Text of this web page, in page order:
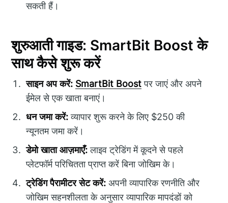
सकती हैं।
शुरुआती गाइड: SmartBit Boost के
साथ कैसे शुरू करें
साइन अप करें: SmartBit Boostपर जाएं और अपने
ईमेल से एक खाता बनाएं।
धन जमा करें:व्यापार शुरू करने के लिए $250 की
न्यूनतम जमा करें।
डेमो खाता आज़माएँ:लाइव ट्रेडिंग में कूदने से पहले
प्लेटफॉर्म परिचितता प्राप्त करें बिना जोखिम के।
ट्रेडिंग पैरामीटर सेट करें: अपनी व्यापारिक रणनीति और
जोखिम सहनशीलता के अनुसार व्यापारिक मापदंडों को